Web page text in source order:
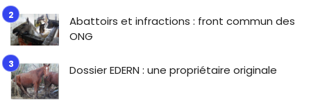
Abattoirs et infractions : front commun des
ONG
Dossier EDERN : une propriétaire originale